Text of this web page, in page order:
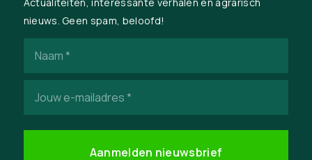
nieuws. Geen spam, beloofd!
mailadres